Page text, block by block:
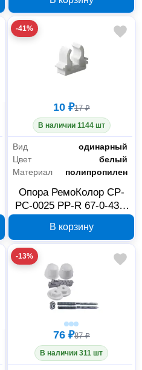
-41%
10 ₽17 ₽
В наличии 1144 шт
Вид
одинарный
Цвет
белый
Материал
полипропилен
Опора РемоКолор CP-
PC-0025 PP-R 67-0-439,
В корзину
-13%
76 ₽87 ₽
В наличии 311 шт